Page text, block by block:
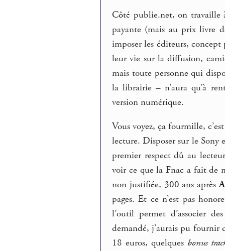
Côté publie.net, on travaille
payante (mais au prix livre
imposer les éditeurs,
leur vie sur la diffusion,
mais toute personne qui
la librairie – n’aura qu’à
version numérique.
Vous voyez, ça fourmille,
lecture. Disposer sur le Sony
premier respect dû au
voir ce que la Fnac a fait de
non justifiée, 300 ans après
pages. Et ce n’est pas
l’outil permet d’associer
demandé, j’aurais pu fournir
18 euros, quelques bonus